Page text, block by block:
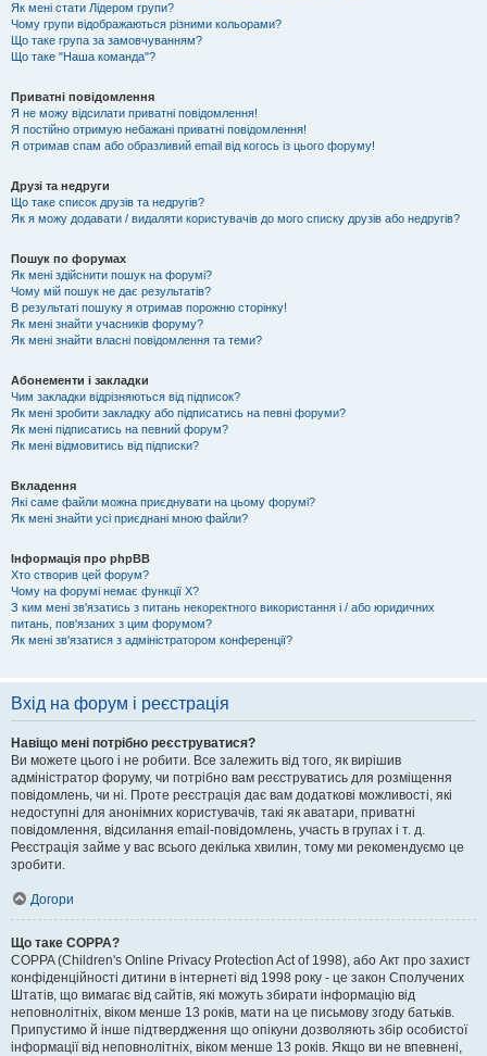
Як мені стати Лідером групи?
Чому групи відображаються різними кольорами?
Що таке група за замовчуванням?
Що таке "Наша команда"?
Приватні повідомлення
Я не можу відсилати приватні повідомлення!
Я постійно отримую небажані приватні повідомлення!
Я отримав спам або образливий email від когось із цього форуму!
Друзі та недруги
Що таке список друзів та недругів?
Як я можу додавати / видаляти користувачів до мого списку друзів або недругів?
Пошук по форумах
Як мені здійснити пошук на форумі?
Чому мій пошук не дає результатів?
В результаті пошуку я отримав порожню сторінку!
Як мені знайти учасників форуму?
Як мені знайти власні повідомлення та теми?
Абонементи і закладки
Чим закладки відрізняються від підписок?
Як мені зробити закладку або підписатись на певні форуми?
Як мені підписатись на певний форум?
Як мені відмовитись від підписки?
Вкладення
Які саме файли можна приєднувати на цьому форумі?
Як мені знайти усі приєднані мною файли?
Інформація про phpBB
Хто створив цей форум?
Чому на форумі немає функції X?
З ким мені зв'язатись з питань некоректного використання і / або юридичних
питань, пов'язаних з цим форумом?
Як мені зв'язатися з адміністратором конференції?
Вхід на форум і реєстрація
Навіщо мені потрібно реєструватися?
Ви можете цього і не робити. Все залежить від того, як вирішив
адміністратор форуму, чи потрібно вам реєструватись для розміщення
повідомлень, чи ні. Проте реєстрація дає вам додаткові можливості, які
недоступні для анонімних користувачів, такі як аватари, приватні
повідомлення, відсилання email-повідомлень, участь в групах і т. д.
Реєстрація займе у вас всього декілька хвилин, тому ми рекомендуємо це
зробити.
Догори
Що таке COPPA?
COPPA (Children's Online Privacy Protection Act of 1998), або Акт про захист
конфіденційності дитини в інтернеті від 1998 року - це закон Сполучених
Штатів, що вимагає від сайтів, які можуть збирати інформацію від
неповнолітніх, віком менше 13 років, мати на це письмову згоду батьків.
Припустимо й інше підтвердження що опікуни дозволяють збір особистої
інформації від неповнолітніх, віком менше 13 років. Якщо ви не впевнені,